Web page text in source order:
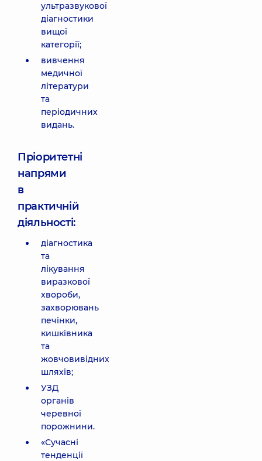
ультразвукової
діагностики
вищої
категорії;
вивчення
медичної
літератури
та
періодичних
видань.
Пріоритетні
напрями
в
практичній
діяльності:
діагностика
та
лікування
виразкової
хвороби,
захворювань
печінки,
кишківника
та
жовчовивідних
шляхів;
УЗД
органів
черевної
порожнини.
«Сучасні
тенденції